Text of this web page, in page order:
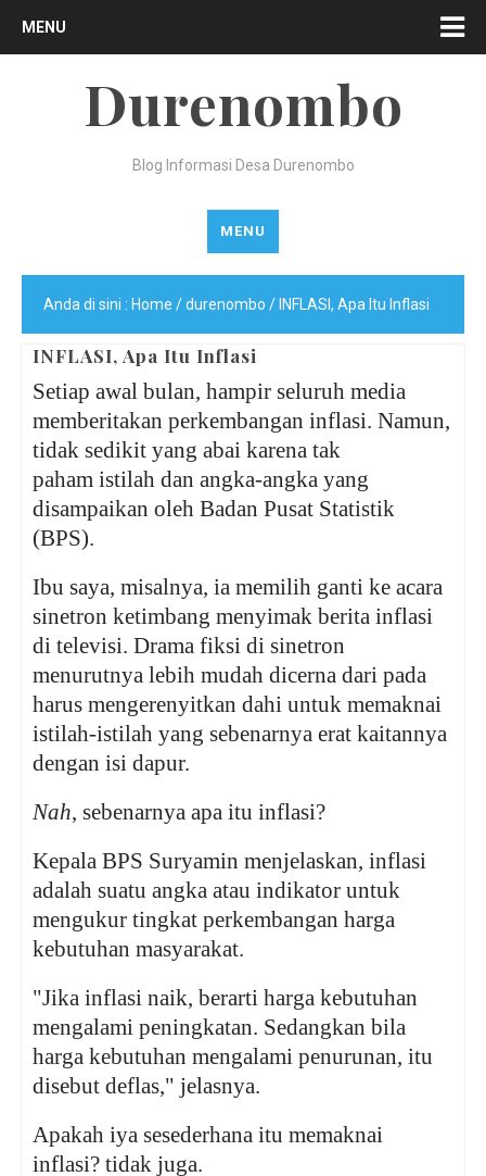
MENU
Durenombo
Blog Informasi Desa Durenombo
MENU
Anda di sini : Home /durenombo / INFLASI, Apa Itu Inflasi
INFLASI, Apa Itu Inflasi
Setiap awal bulan, hampir seluruh media
memberitakan perkembangan inflasi. Namun,
tidak sedikit yang abai karena tak
paham istilah dan angka-angka yang
disampaikan oleh Badan Pusat Statistik
(BPS).
Ibu saya, misalnya, ia memilih ganti ke acara
sinetron ketimbang menyimak berita inflasi
di televisi. Drama fiksi di sinetron
menurutnya lebih mudah dicerna dari pada
harus mengerenyitkan dahi untuk memaknai
istilah-istilah yang sebenarnya erat kaitannya
dengan isi dapur.
Nah, sebenarnya apa itu inflasi?
Kepala BPS Suryamin menjelaskan, inflasi
adalah suatu angka atau indikator untuk
mengukur tingkat perkembangan harga
kebutuhan masyarakat.
"Jika inflasi naik, berarti harga kebutuhan
mengalami peningkatan. Sedangkan bila
harga kebutuhan mengalami penurunan, itu
disebut deflas," jelasnya.
Apakah iya sesederhana itu memaknai
inflasi? tidak juga.